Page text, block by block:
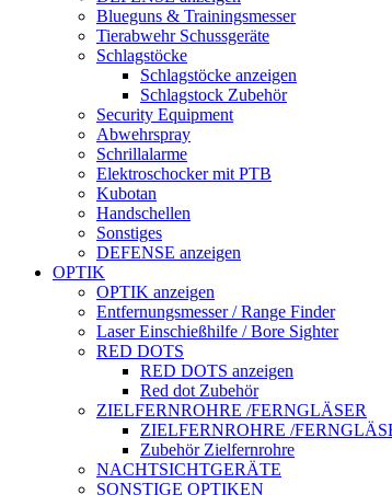
Blueguns & Trainingsmesser
Tierabwehr Schussgeräte
Schlagstöcke
Schlagstöcke anzeigen
Schlagstock Zubehör
Security Equipment
Abwehrspray
Schrillalarme
Elektroschocker mit PTB
Kubotan
Handschellen
Sonstiges
DEFENSE anzeigen
OPTIK
OPTIK anzeigen
Entfernungsmesser / Range Finder
Laser Einschießhilfe / Bore Sighter
RED DOTS
RED DOTS anzeigen
Red dot Zubehör
ZIELFERNROHRE /FERNGLÄSER
ZIELFERNROHRE /
Zubehör Zielfernrohre
NACHTSICHTGERÄTE
SONSTIGE OPTIKEN